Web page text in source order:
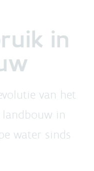
in
van het
in
water sinds